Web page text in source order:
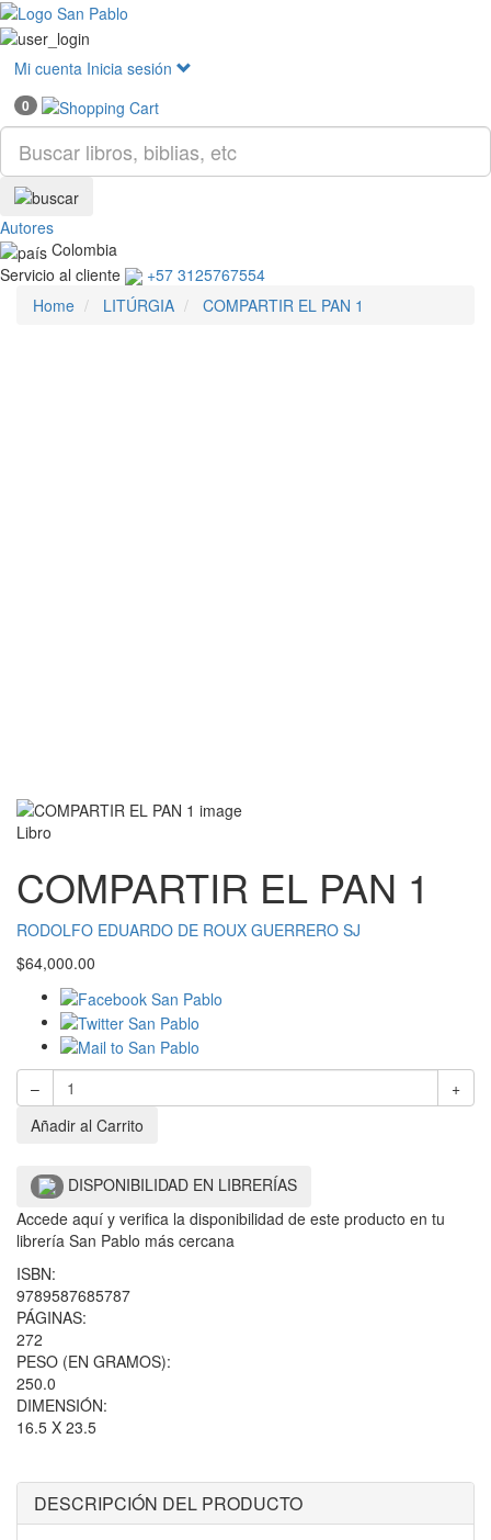
Mi cuenta Inicia sesión
0
Autores
Colombia
Servicio al cliente
+57 3125767554
Home
LITÚRGIA COMPARTIR EL PAN 1
Libro
COMPARTIR EL PAN 1
RODOLFO EDUARDO DE ROUX GUERRERO SJ
$64,000.00
–
+
Añadir al Carrito
DISPONIBILIDAD EN LIBRERÍAS
Accede aquí y verifica la disponibilidad de este producto en tu
librería San Pablo más cercana
ISBN:
9789587685787
PÁGINAS:
272
PESO (EN GRAMOS):
250.0
DIMENSIÓN:
16.5 X 23.5
DESCRIPCIÓN DEL PRODUCTO